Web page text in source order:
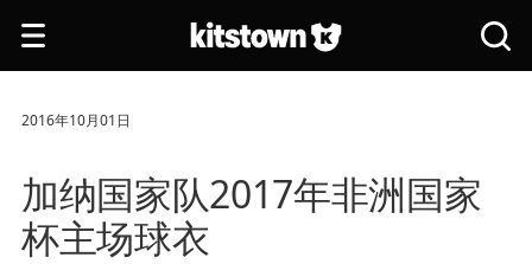
打
开
航
搜
索
2016年10月01日
加纳国家队2017年非洲国家
杯主场球衣